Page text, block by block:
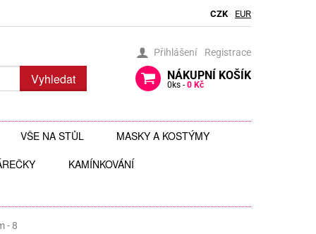
CZK EUR
Přihlášení Registrace
NÁKUPNÍ KOŠÍK
0 ks - 0 Kč
Vyhledat
VŠE NA STŮL
BRČKA
MASKY A KOSTÝMY
KAMÍNKOVÁNÍ
- 8